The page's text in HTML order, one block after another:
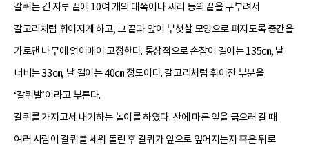
갈퀴는 긴 자루 끝에 10여 개의 대쪽이나 싸리 등의 끝을 구부려서
갈고리처럼 휘어지게 하고, 그 끝과 앞이 부챗살 모양으로 펴지도록 중간을
가로댄 나무에 얽어매어 고정한다. 통상적으로 손잡이 길이는 135㎝, 날
너비는 33㎝, 날 길이는 40㎝ 정도이다. 갈고리처럼 휘어진 부분을
‘갈퀴발’이라고 부른다.
갈퀴를 가지고서 내기하는 놀이를 하였다. 산에 마른 잎을 긁으러 갈 때
여러 사람이 갈퀴를 세워 돌린 후 갈퀴가 앞으로 엎어지는지 혹은 뒤로